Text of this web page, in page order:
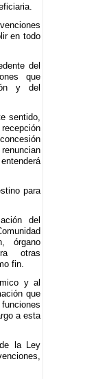
en todo
del
que
y del
sentido,
para
del
órgano
otras
fin.
y al
que
a esta
la Ley